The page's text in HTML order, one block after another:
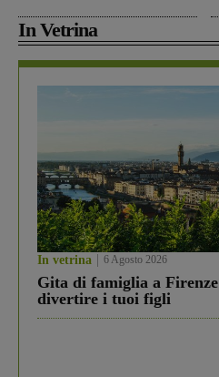
In Vetrina
In vetrina 6 Agosto 2026
Gita di famiglia a
divertire i tuoi figli